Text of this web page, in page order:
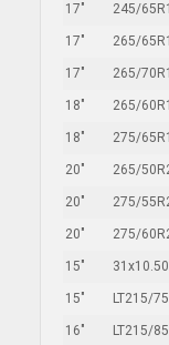
17" 245/
17" 265/
17" 265/
18" 265/
18" 275/
20" 265/
20" 275/
20" 275/
15"
15" LT215/
16" LT215/